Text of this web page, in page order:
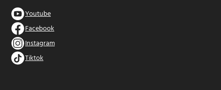
Youtube
Facebook
Instagram
Tiktok